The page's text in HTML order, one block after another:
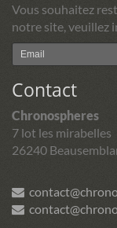
Vous souhaitez
notre site, veuillez
Contact
Chronospheres
7 lot les mirabelles
26240